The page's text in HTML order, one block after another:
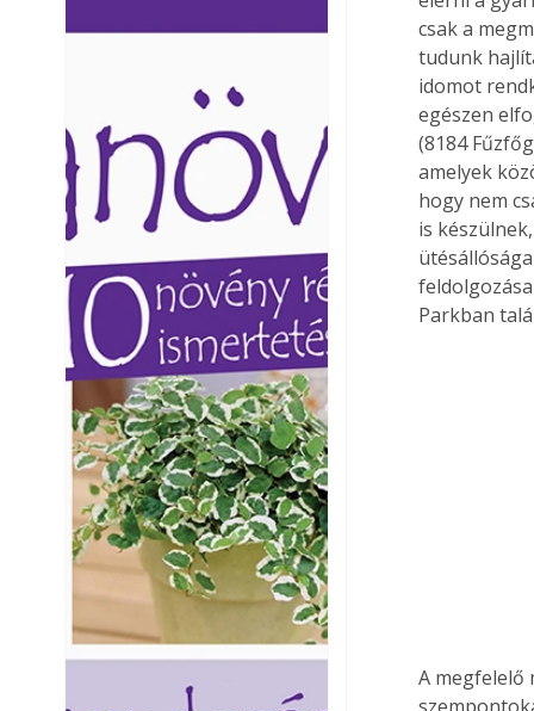
Ezermester
Laptapir kényelmes
mert: – t
csak a
tudunk
idomot
egészen
(8184
amelyek
hogy nem
is
Parkban
A megfelelő